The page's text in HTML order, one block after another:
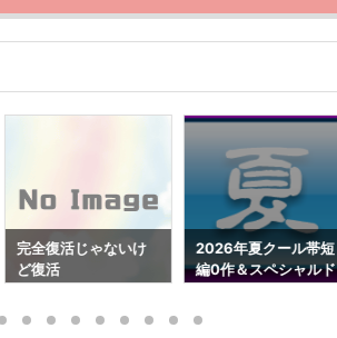
完全復活じゃないけ
ど復活
2026年夏クール帯短
編0作＆スペシャルド